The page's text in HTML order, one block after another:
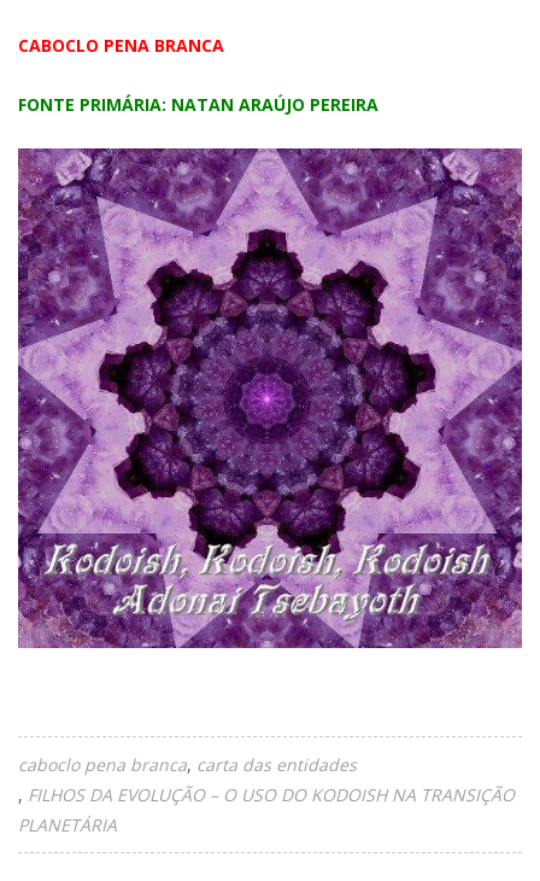
CABOCLO PENA BRANCA
FONTE PRIMÁRIA: NATAN ARAÚJO PEREIRA
caboclo pena branca carta das entidades
FILHOS DA EVOLUÇÃO – O USO DO KODOISH NA TRANSIÇÃO
PLANETÁRIA